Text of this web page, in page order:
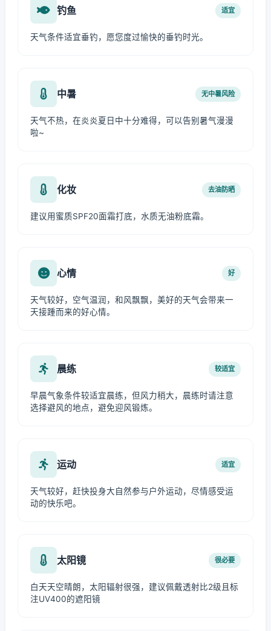
钓鱼 适宜
天气条件适宜垂钓，愿您度过愉快的垂钓时光。
中暑 无中暑风险
天气不热，在炎炎夏日中十分难得，可以告别暑气漫漫
啦~
化妆 去油防晒
建议用蜜质SPF20面霜打底，水质无油粉底霜。
心情 好
天气较好，空气温润，和风飘飘，美好的天气会带来一
天接踵而来的好心情。
晨练 较适宜
早晨气象条件较适宜晨练，但风力稍大，晨练时请注意
选择避风的地点，避免迎风锻炼。
运动 适宜
天气较好，赶快投身大自然参与户外运动，尽情感受运
动的快乐吧。
太阳镜 很必要
白天天空晴朗，太阳辐射很强，建议佩戴透射比2级且标
注UV400的遮阳镜